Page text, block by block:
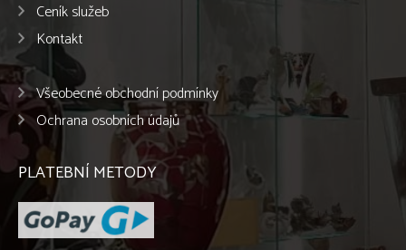
Ceník služeb
Kontakt
Všeobecné obchodní podmínky
Ochrana osobních údajů
PLATEBNÍ METODY